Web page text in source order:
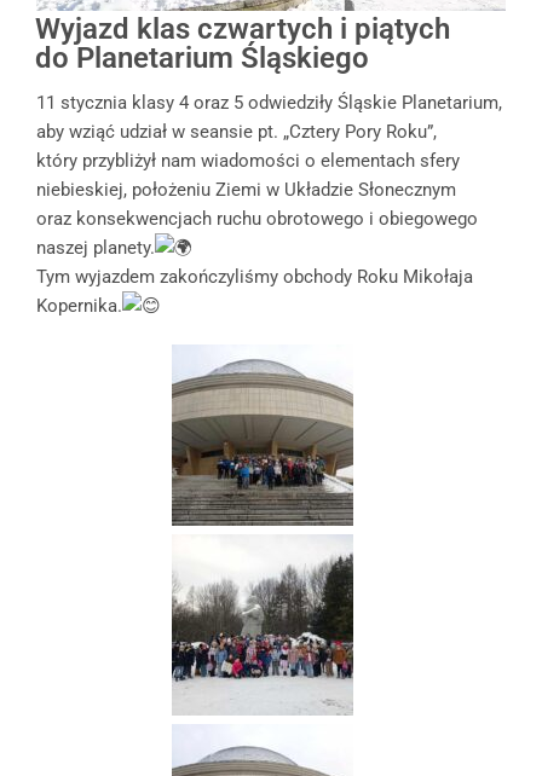
Wyjazd klas czwartych i piątych
do Planetarium Śląskiego
11 stycznia klasy 4 oraz 5 odwiedziły Śląskie Planetarium,
aby wziąć udział w seansie pt. „Cztery Pory Roku”,
który przybliżył nam wiadomości o elementach sfery
niebieskiej, położeniu Ziemi w Układzie Słonecznym
oraz konsekwencjach ruchu obrotowego i obiegowego
naszej planety.
Tym wyjazdem zakończyliśmy obchody Roku Mikołaja
Kopernika.